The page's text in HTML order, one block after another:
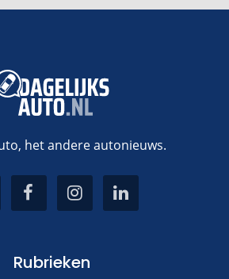
het andere autonieuws.
Rubrieken